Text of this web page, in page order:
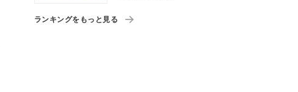
ランキングをもっと見る